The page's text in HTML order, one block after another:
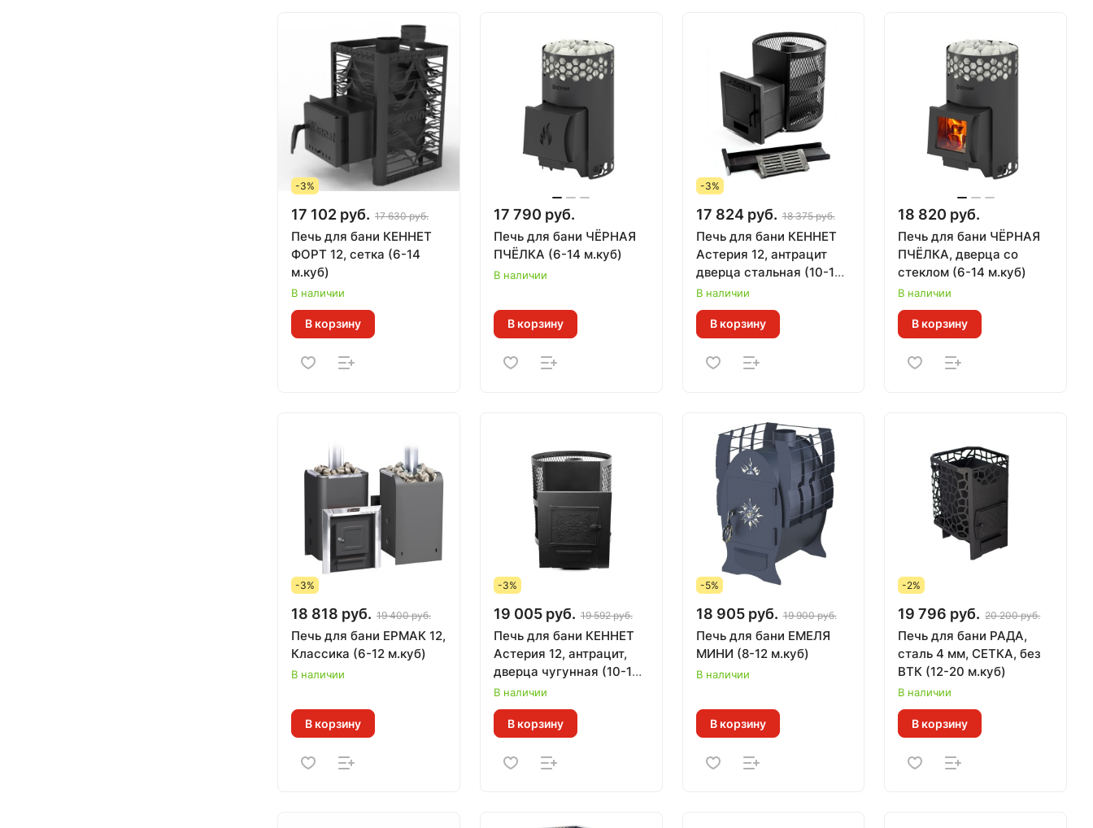
-3%
17 102 руб. 17 630 руб.
Печь для бани КЕННЕТ
ФОРТ 12, сетка (6-14
м.куб)
В наличии
В корзину
17 790 руб.
Печь для бани ЧЁРНАЯ
ПЧЁЛКА (6-14 м.куб)
В наличии
В корзину
-3%
17 824 руб. 18 375 руб.
Печь для бани КЕННЕТ
Астерия 12, антрацит
дверца стальная (10-12
м.куб)
В наличии
В корзину
18 820 руб.
Печь для бани ЧЁРНАЯ
ПЧЁЛКА, дверца со
стеклом (6-14 м.куб)
В наличии
В корзину
-3%
18 818 руб. 19 400 руб.
Печь для бани ЕРМАК 12,
Классика (6-12 м.куб)
В наличии
В корзину
-3%
19 005 руб. 19 592 руб.
Печь для бани КЕННЕТ
Астерия 12, антрацит,
дверца чугунная (10-12
м.куб)
В наличии
В корзину
-5%
18 905 руб. 19 900 руб.
Печь для бани ЕМЕЛЯ
МИНИ (8-12 м.куб)
В наличии
В корзину
-2%
19 796 руб. 20 200 руб.
Печь для бани РАДА,
сталь 4 мм, СЕТКА, без
ВТК (12-20 м.куб)
В наличии
В корзину